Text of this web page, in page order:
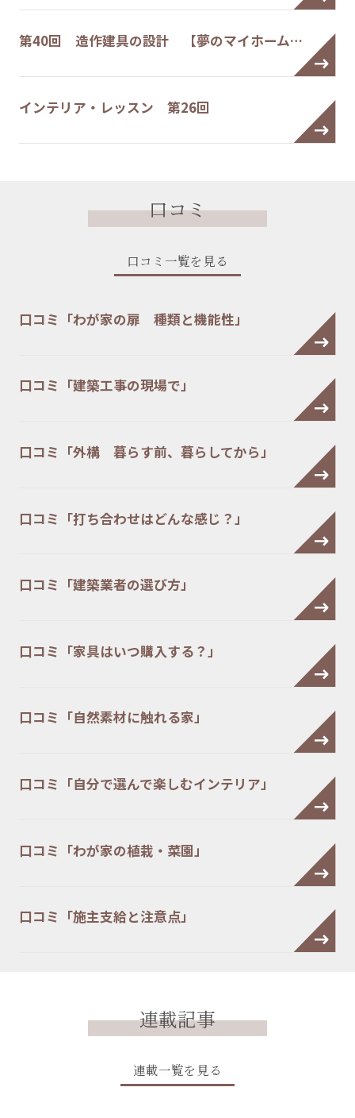
第40回 造作建具の設計 【夢のマイホーム…
インテリア・レッスン 第26回
口コミ
口コミ一覧を見る
口コミ「わが家の扉 種類と機能性」
口コミ「建築工事の現場で」
口コミ「外構 暮らす前、暮らしてから」
口コミ「打ち合わせはどんな感じ？」
口コミ「建築業者の選び方」
口コミ「家具はいつ購入する？」
口コミ「自然素材に触れる家」
口コミ「自分で選んで楽しむインテリア」
口コミ「わが家の植栽・菜園」
口コミ「施主支給と注意点」
連載記事
連載一覧を見る